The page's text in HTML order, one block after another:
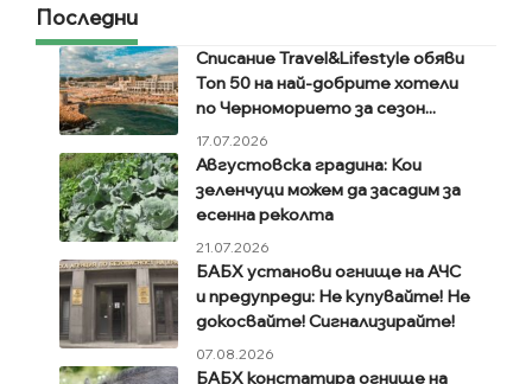
Последни
Списание Travel&Lifestyle обяви
Топ 50 на най-добрите хотели
по Черноморието за сезон...
17.07.2026
Августовска градина: Кои
зеленчуци можем да засадим за
есенна реколта
21.07.2026
БАБХ установи огнище на АЧС
и предупреди: Не купувайте! Не
докосвайте! Сигнализирайте!
07.08.2026
БАБХ констатира огнище на